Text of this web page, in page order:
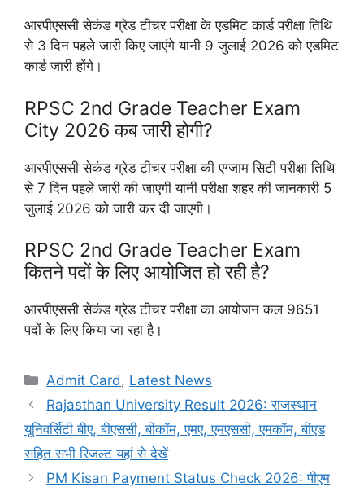
आरपीएससी सेकंड ग्रेड टीचर परीक्षा के एडमिट कार्ड परीक्षा तिथि
से 3 दिन पहले जारी किए जाएंगे यानी 9 जुलाई 2026 को एडमिट
कार्ड जारी होंगे।
RPSC 2nd Grade Teacher Exam
City 2026 कब जारी होगी?
आरपीएससी सेकंड ग्रेड टीचर परीक्षा की एग्जाम सिटी परीक्षा तिथि
से 7 दिन पहले जारी की जाएगी यानी परीक्षा शहर की जानकारी 5
जुलाई 2026 को जारी कर दी जाएगी।
RPSC 2nd Grade Teacher Exam
कितने पदों के लिए आयोजित हो रही है?
आरपीएससी सेकंड ग्रेड टीचर परीक्षा का आयोजन कल 9651
पदों के लिए किया जा रहा है।
Categories
Admit Card, Latest News
Rajasthan University Result 2026: राजस्थान
यूनिवर्सिटी बीए, बीएससी, बीकॉम, एमए, एमएससी, एमकॉम, बीएड
सहित सभी रिजल्ट यहां से देखें
PM Kisan Payment Status Check 2026: पीएम